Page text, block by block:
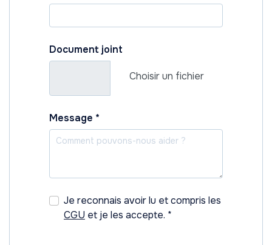
Document joint
Choisir un fichier
Message *
Je reconnais avoir lu et compris les
CGU et je les accepte. *